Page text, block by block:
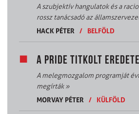
A szubjektív hangulatok és a
rossz tanácsadó az
HACK PÉTER
/ BELFÖLD
A PRIDE TITKOLT EREDETE
A melegmozgalom programját
megírták»
MORVAY PÉTER
/ KÜLFÖLD